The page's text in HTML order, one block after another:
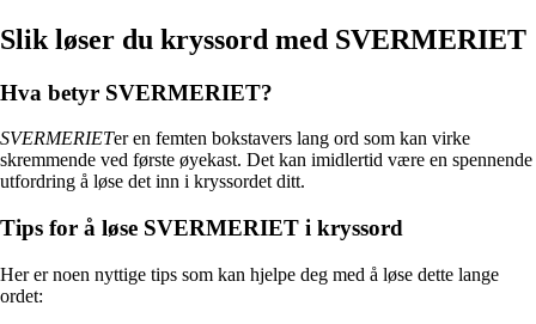
Slik løser du kryssord med SVERMERIET
Hva betyr SVERMERIET?
SVERMERIETer en femten bokstavers lang ord som kan virke
skremmende ved første øyekast. Det kan imidlertid være en spennende
utfordring å løse det inn i kryssordet ditt.
Tips for å løse SVERMERIET i kryssord
Her er noen nyttige tips som kan hjelpe deg med å løse dette lange
ordet: